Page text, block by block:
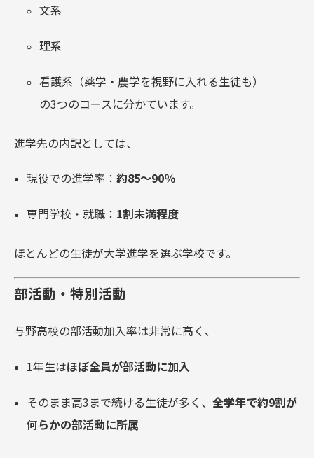
文系
理系
看護系（薬学・農学を視野に入れる生徒も）
の3つのコースに分かています。
進学先の内訳としては、
現役での進学率：約85〜90％
専門学校・就職： 1割未満程度
ほとんどの生徒が大学進学を選ぶ学校です。
部活動・特別活動
与野高校の部活動加入率は非常に高く、
1年生はほぼ全員が部活動に加入
そのまま高3まで続ける生徒が多く、全学年で約9割が
何らかの部活動に所属